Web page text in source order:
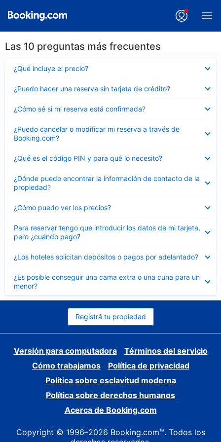
Las 10 preguntas más frecuentes
¿Qué incluye el precio?
cerrado
¿Puedo hacer una reserva sin tarjeta de crédito?
cerrado
¿Cómo sé si mi reserva está confirmada?
cerrado
¿Puedo cancelar o modificar mi reserva a través de
Booking.com?
cerrado
¿Qué es el código PIN y para qué lo necesito?
cerrado
¿Dónde puedo encontrar la información de contacto de la
propiedad?
cerrado
¿Cómo puedo ver los precios?
cerrado
Para reservar tengo que introducir los datos de mi tarjeta,
pero ¿cuándo pago?
cerrado
¿Los hoteles solicitan depósitos o pagos por adelantado?
cerrado
¿Es posible conseguir una cama extra o una cuna para un
menor?
cerrado
Registrá tu propiedad
Versión para computadora
Términos del servicio
Cómo trabajamos
Política de privacidad
Política sobre esclavitud moderna
Política sobre derechos humanos
Acerca de Booking.com
Copyright © 1996–2026 Booking.com™. Todos los